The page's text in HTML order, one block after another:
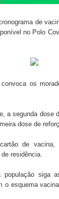
Social; veja
Rolim e esvazia
balanço da saúde
de
no Polo
os
a segunda dose
dose de
de
residência.
população siga
o esquema